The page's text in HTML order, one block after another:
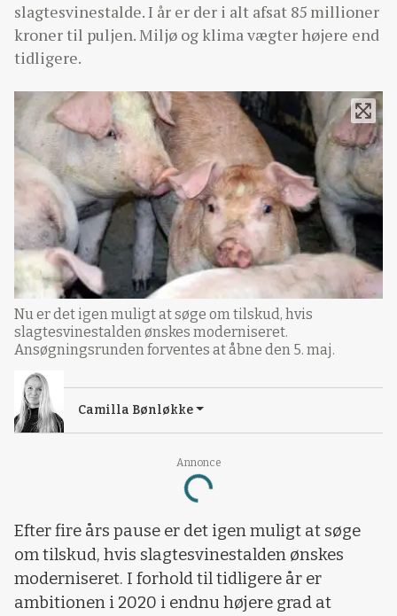
Annonce
Loading...
slagtesvinestalde. I år er der i alt afsat 85 millioner
kroner til puljen. Miljø og klima vægter højere end
tidligere.
Nu er det igen muligt at søge om tilskud, hvis
slagtesvinestalden ønskes moderniseret.
Ansøgningsrunden forventes at åbne den 5. maj.
Camilla Bønløkke
Efter fire års pause er det igen muligt at søge
om tilskud, hvis slagtesvinestalden ønskes
moderniseret. I forhold til tidligere år er
ambitionen i 2020 i endnu højere grad at